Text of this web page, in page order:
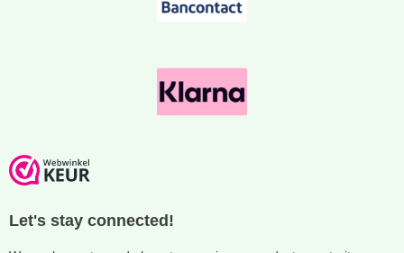
Let's stay connected!